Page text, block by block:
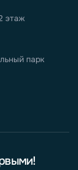
парк
этаж